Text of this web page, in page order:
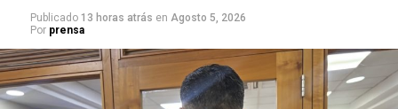
Publicado 13 horas atrás en Agosto 5, 2026
Por prensa